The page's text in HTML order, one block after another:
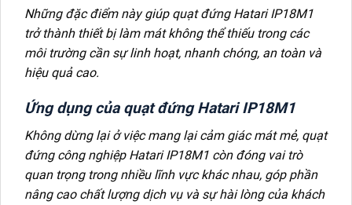
Những đặc điểm này giúp quạt đứng Hatari IP18M1
trở thành thiết bị làm mát không thể thiếu trong các
môi trường cần sự linh hoạt, nhanh chóng, an toàn và
hiệu quả cao.
Ứng dụng của quạt đứng Hatari IP18M1
Không dừng lại ở việc mang lại cảm giác mát mẻ, quạt
đứng công nghiệp Hatari IP18M1 còn đóng vai trò
quan trọng trong nhiều lĩnh vực khác nhau, góp phần
nâng cao chất lượng dịch vụ và sự hài lòng của khách